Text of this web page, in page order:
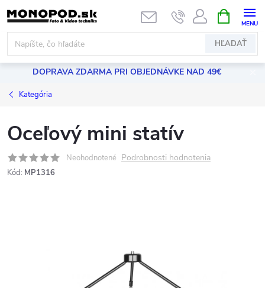
Prejsť
na
obsah
HĽADAŤ
KOŠÍK
DOPRAVA ZDARMA PRI OBJEDNÁVKE NAD 49€
Kategória
Oceľový mini statív
Neohodnotené Podrobnosti hodnotenia
Kód: MP1316